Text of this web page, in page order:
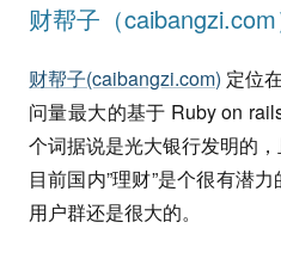
财帮子（
财帮子(caibangzi.com) 定位
问量最大的基于 Ruby on
个词据说是光大银行发明的
目前国内”理财”是个很有潜
用户群还是很大的。